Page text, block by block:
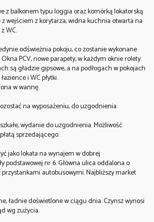
z balkonem typu loggia oraz komórką lokatorską.
wejściem z korytarza, widna kuchnia otwarta na
WC.
odświeżnia pokoju, co zostanie wykonane
PCV, nowe parapety, w każdym oknie rolety.
są gładzie gipsowe, a na podłogach w pokojach
i WC płytki.
w wannę.
na wyposażeniu, do uzgodnienia.
wydanie do uzgodnienia. Możliwość
sprzedającego.
jako lokata na wynajem w dobrej
podstawowej nr 6. Główna ulica oddalona o
autobusowymi. Najbliższy market
ładnie doświetlone w ciągu dnia. Czynsz wynosi
wg zużycia.